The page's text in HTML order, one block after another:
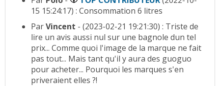
15 15:24:17) : Consommation 6 litres
ParVincent - (2023-02-21 19:21:30) : Triste de
lire un avis aussi nul sur une bagnole dun tel
prix... Comme quoi l'image de la marque ne fait
pas tout... Mais tant qu'il y aura des guoguo
pour acheter... Pourquoi les marques s'en
priveraient elles ?!